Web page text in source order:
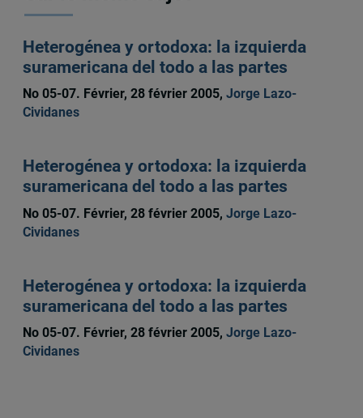
Heterogénea y ortodoxa: la izquierda
suramericana del todo a las partes
No 05-07. Février, 28 février 2005, Jorge Lazo-
Cividanes
Heterogénea y ortodoxa: la izquierda
suramericana del todo a las partes
No 05-07. Février, 28 février 2005, Jorge Lazo-
Cividanes
Heterogénea y ortodoxa: la izquierda
suramericana del todo a las partes
No 05-07. Février, 28 février 2005, Jorge Lazo-
Cividanes